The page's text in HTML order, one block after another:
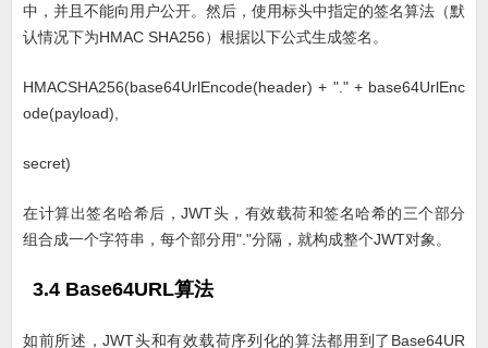
中，并且不能向用户公开。然后，使用标头中指定的签名算法（默
认情况下为HMAC SHA256）根据以下公式生成签名。
HMACSHA256(base64UrlEncode(header) + "." + base64UrlEnc
ode(payload),
secret)
在计算出签名哈希后，JWT头，有效载荷和签名哈希的三个部分
组合成一个字符串，每个部分用"."分隔，就构成整个JWT对象。
3.4 Base64URL算法
如前所述，JWT头和有效载荷序列化的算法都用到了Base64UR